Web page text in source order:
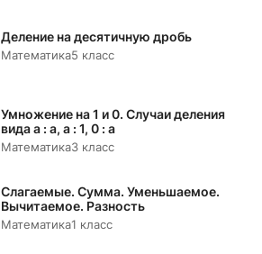
Деление на десятичную дробь
Математика5 класс
Умножение на 1 и 0. Случаи деления
вида а : а, а : 1, 0 : а
Математика3 класс
Слагаемые. Сумма. Уменьшаемое.
Вычитаемое. Разность
Математика1 класс